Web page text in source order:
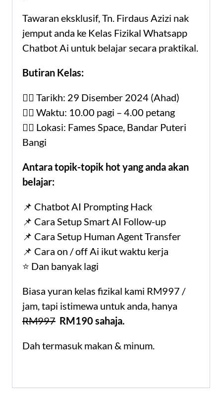
Tawaran eksklusif, Tn. Firdaus Azizi nak
jemput anda ke Kelas Fizikal Whatsapp
Chatbot Ai untuk belajar secara praktikal.
Butiran Kelas:
👉🏻 Tarikh: 29 Disember 2024 (Ahad)
👉🏻 Waktu: 10.00 pagi – 4.00 petang
👉🏻 Lokasi: Fames Space, Bandar Puteri
Bangi
Antara topik-topik hot yang anda akan
belajar:
📌 Chatbot AI Prompting Hack
📌 Cara Setup Smart AI Follow-up
📌 Cara Setup Human Agent Transfer
📌 Cara on / off Ai ikut waktu kerja
⭐️ Dan banyak lagi
Biasa yuran kelas fizikal kami RM997 /
jam, tapi istimewa untuk anda, hanya
RM997 RM190 sahaja.
Dah termasuk makan & minum.